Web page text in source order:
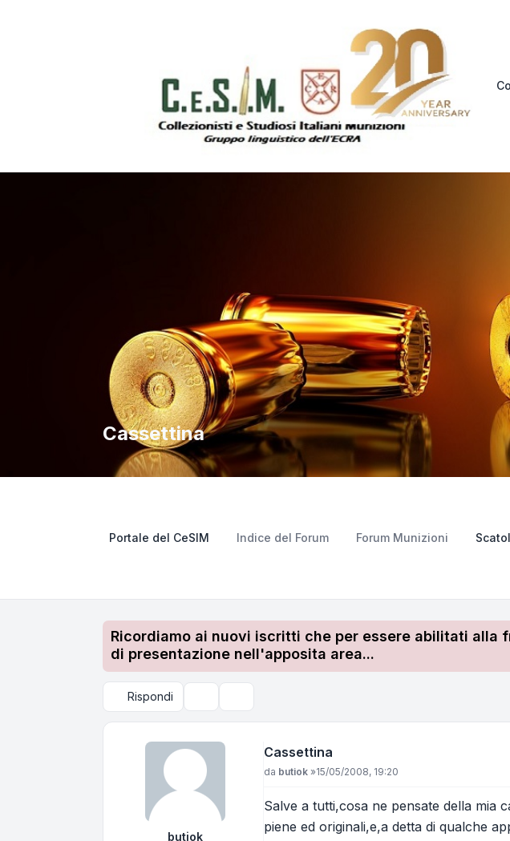
Cassettina
Portale del CeSIM Indice del Forum Forum Munizioni
Ricordiamo ai nuovi iscritti che per essere abilitati
di presentazione nell'apposita area...
Rispondi
butiok
Cassettina
Messaggio
da butiok »15/05/2008, 19:20
Salve a tutti,cosa ne pensate della mia
piene ed originali,e,a detta di qualche